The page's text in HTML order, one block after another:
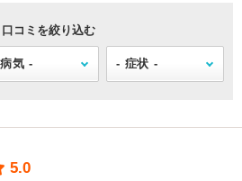
口コミを絞り込む
5.0